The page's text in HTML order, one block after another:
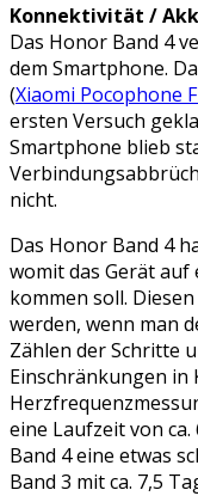
Konnektivität /
Das Honor Band 4
dem Smartphone.
(Xiaomi Pocophone
ersten Versuch
Smartphone blieb
nicht.
Das Honor Band 4
womit das Gerät auf
kommen soll.
werden, wenn man
Zählen der Schritte
Einschränkungen in
eine Laufzeit von
Band 4 eine etwas
Band 3 mit ca. 7,5